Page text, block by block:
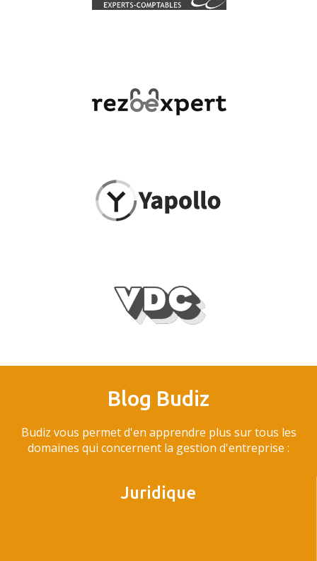
Blog Budiz
Budiz vous permet d'en apprendre plus sur tous les
domaines qui concernent la gestion d'entreprise :
Juridique